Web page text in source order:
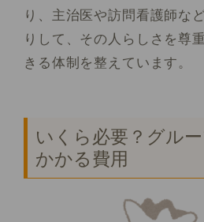
り、主治医や訪問看護師な
りして、その人らしさを尊
きる体制を整えています。
いくら必要？グル
かかる費用